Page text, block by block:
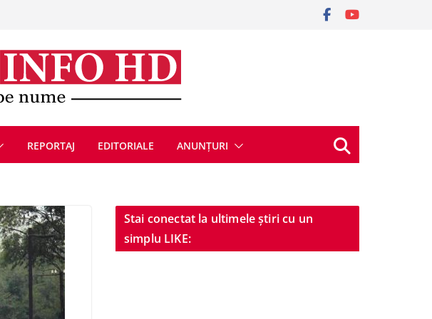
REPORTAJ EDITORIALE ANUNȚURI
Stai conectat la ultimele știri cu un
simplu LIKE: